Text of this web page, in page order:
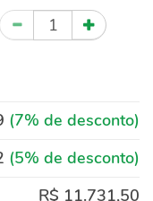
(7% de desconto)
(5% de desconto)
R$ 11.731,50